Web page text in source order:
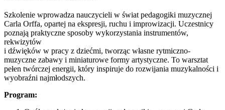
Szkolenie wprowadza nauczycieli w świat pedagogiki muzycznej
Carla Orffa, opartej na ekspresji, ruchu i improwizacji. Uczestnicy
poznają praktyczne sposoby wykorzystania instrumentów,
rekwizytów
i dźwięków w pracy z dziećmi, tworząc własne rytmiczno-
muzyczne zabawy i miniaturowe formy artystyczne. To warsztat
pełen twórczej energii, który inspiruje do rozwijania muzykalności i
wyobraźni najmłodszych.
Program: